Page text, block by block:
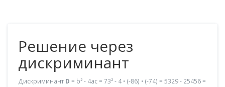
Решение через
дискриминант
Дискриминант D = b² - 4ac = 73² - 4 • (-86) • (-74) = 5329 - 25456 =